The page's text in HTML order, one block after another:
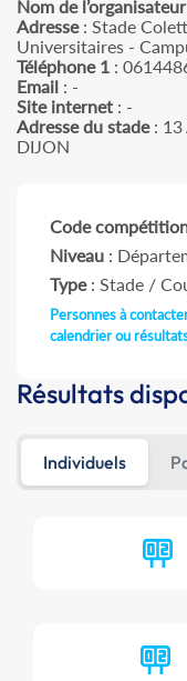
Nom de l’organisateur
Adresse: Stade
Universitaires -
Téléphone 1 :
Email : -
Site internet : -
Adresse du stade: 13
DIJON
Code
Niveau :
Type: Stade /
Personnes à
calendrier ou
Résultats
Individuels